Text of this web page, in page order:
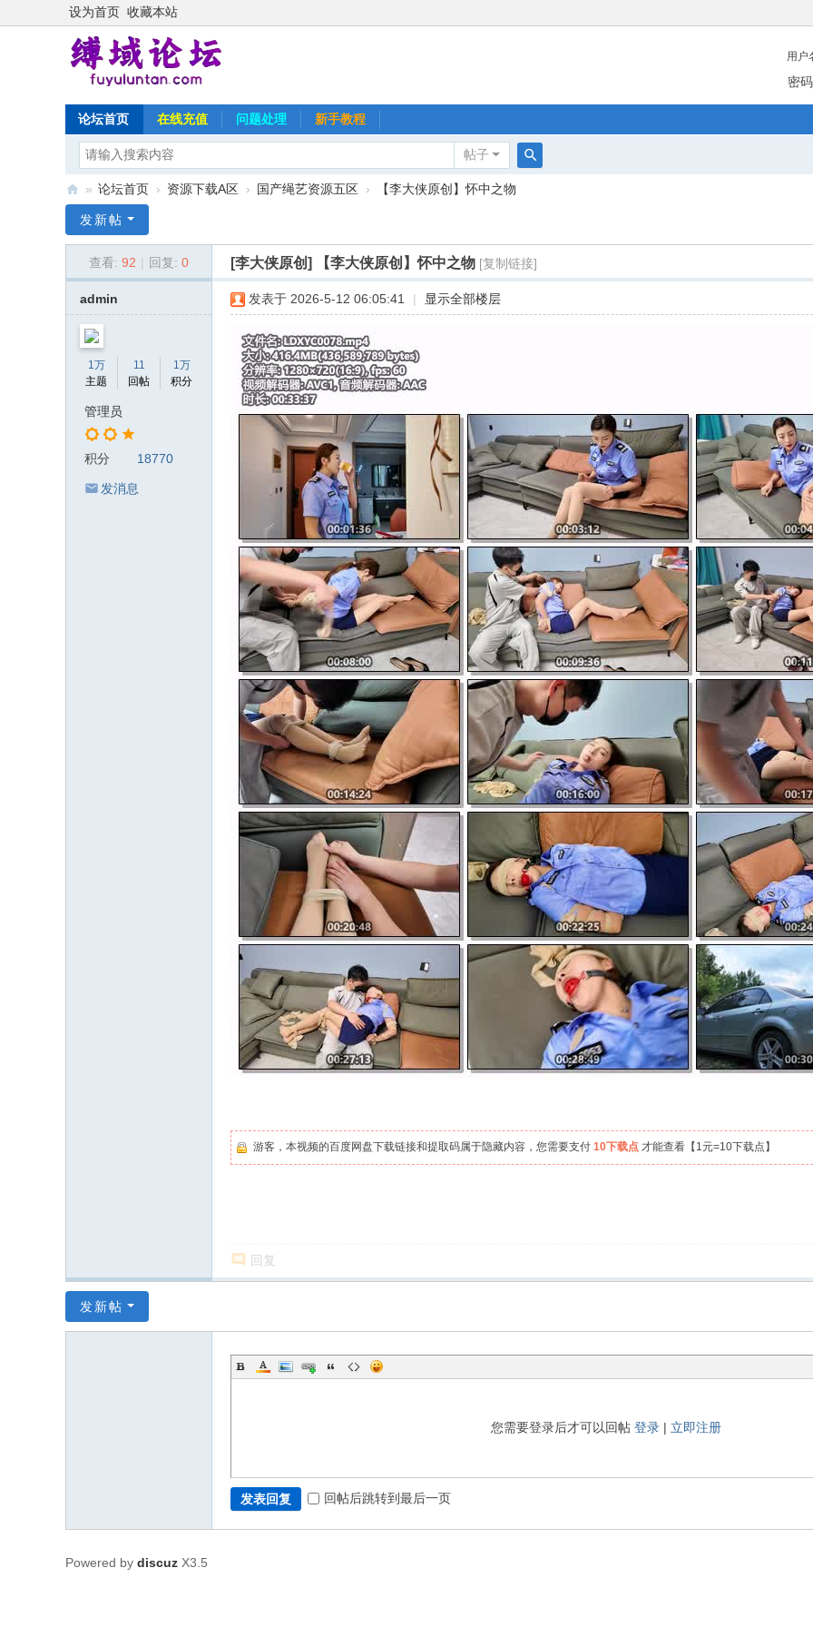
设为首页 收藏本站
用户
密码
论坛首页 在线充值 问题处理 新手教程
帖子
域
» 论坛首页 › 资源下载A区 › 国产绳艺资源五区 › 【李大侠原创】怀中之物
发新帖
查看: 92 回复: 0 [李大侠原创] 【李大侠原创】怀中之物 [复制链接]
admin
1万
主题
11
回帖
1万
积分
管理员
积分 18770
发消息
发表于 2026-5-12 06:05:41 显示全部楼层
游客，本视频的百度网盘下载链接和提取码属于隐藏内容，您需要支付 10下载点 才能查看【1元=10下载点】
回复
发新帖
您需要登录后才可以回帖 登录| 立即注册
发表回复 回帖后跳转到最后一页
Powered by discuz X3.5